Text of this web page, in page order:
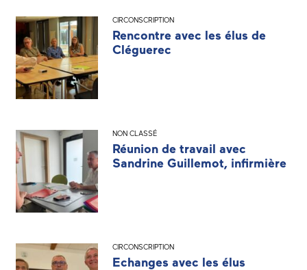
CIRCONSCRIPTION
Rencontre avec les élus de
Cléguerec
NON CLASSÉ
Réunion de travail avec
Sandrine Guillemot, infirmière
CIRCONSCRIPTION
Echanges avec les élus